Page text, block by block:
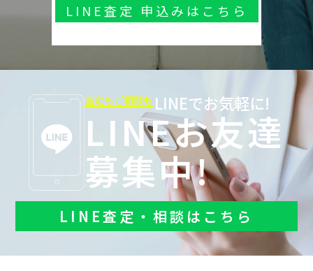
LINE査定 申込みはこちら
査定もご相談も LINEでお気軽に!
LINEお友達
募集中!
LINE査定・相談はこちら